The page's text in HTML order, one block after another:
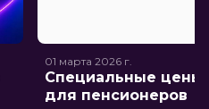
01 марта 2026 г.
Специальные цены
для пенсионеров